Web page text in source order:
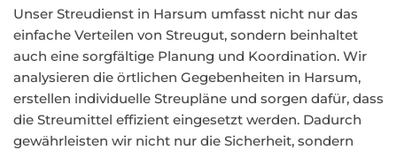
Unser Streudienst in Harsum umfasst nicht nur das
einfache Verteilen von Streugut, sondern beinhaltet
auch eine sorgfältige Planung und Koordination. Wir
analysieren die örtlichen Gegebenheiten in Harsum,
erstellen individuelle Streupläne und sorgen dafür, dass
die Streumittel effizient eingesetzt werden. Dadurch
gewährleisten wir nicht nur die Sicherheit, sondern